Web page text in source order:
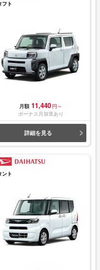
フト
月額 11,440 円～
ボーナス月加算あり
詳細を見る
ント